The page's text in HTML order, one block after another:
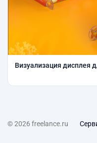
Визуализация дисплея
© 2026 freelance.ru